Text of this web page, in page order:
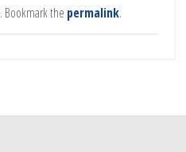
. Bookmark the permalink.